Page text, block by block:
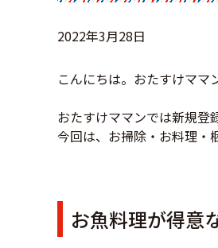
2022年3月28日
こんにちは。おたすけママ
おたすけママンでは新規登
今回は、お掃除・お料理・
お魚料理が得意